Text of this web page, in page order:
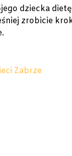
dziecka
zrobicie
Zabrze